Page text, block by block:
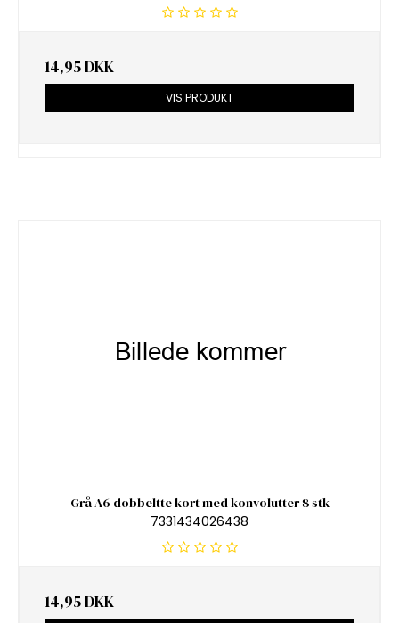
14,95 DKK
VIS PRODUKT
Grå A6 dobbeltte kort med konvolutter 8 stk
7331434026438
14,95 DKK